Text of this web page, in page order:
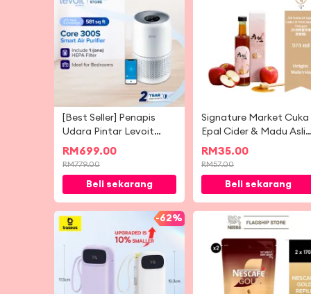
[Best Seller] Penapis
Udara Pintar Levoit
Core 300S Penapis
HEPA Gred Perubatan
dengan Kawalan
Aplikasi Pintar (54 m²/
581 kaki persegi)
RM 699.00
RM779.00
Beli sekarang
Signature Market Cuka
Epal Cider & Madu Asli
(375ml)
RM 35.00
RM57.00
Beli sekarang
-62%